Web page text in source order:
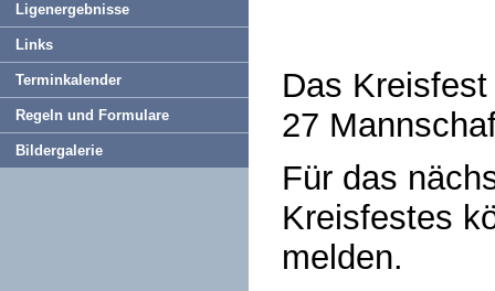
Das
27
Für das
Kreisfestes
melden.
Ligenergebnisse
Links
Terminkalender
Regeln und Formulare
Bildergalerie